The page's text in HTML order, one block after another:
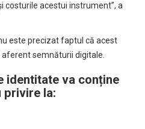
costurile acestui instrument”, a
este precizat faptul că acest
semnăturii digitale.
identitate va conține
privire la: